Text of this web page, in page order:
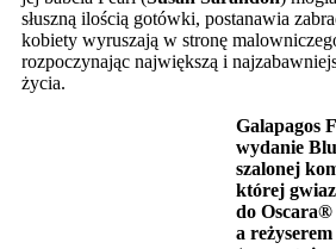
słuszną ilością gotówki, postanawia
kobiety wyruszają w stronę
rozpoczynając największą i
życia.
Galapagos
wydanie
szalonej
której
do Oscara®
a